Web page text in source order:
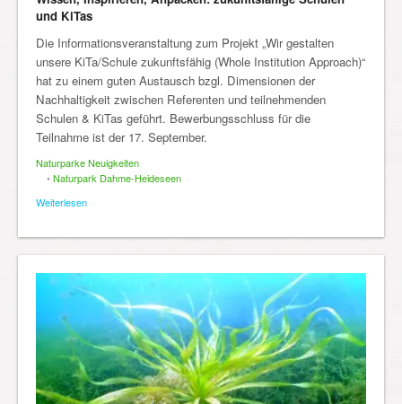
und KiTas
Die Informationsveranstaltung zum Projekt „Wir gestalten
unsere KiTa/Schule zukunftsfähig (Whole Institution Approach)“
hat zu einem guten Austausch bzgl. Dimensionen der
Nachhaltigkeit zwischen Referenten und teilnehmenden
Schulen & KiTas geführt. Bewerbungsschluss für die
Teilnahme ist der 17. September.
Naturparke Neuigkeiten
• Naturpark Dahme-Heideseen
Weiterlesen